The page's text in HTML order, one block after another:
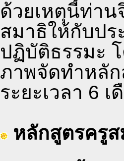
ด้วยเหตุนี้ท่าน
สมาธิให้กับปร
ปฏิบัติธรรมะ
ภาพจัดทำหลั
ระยะเวลา 6 เ
หลักสูตรครู